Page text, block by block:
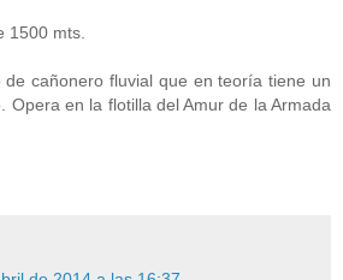
1500 mts.
de cañonero fluvial que en teoría tiene un
Opera en la flotilla del Amur de la Armada